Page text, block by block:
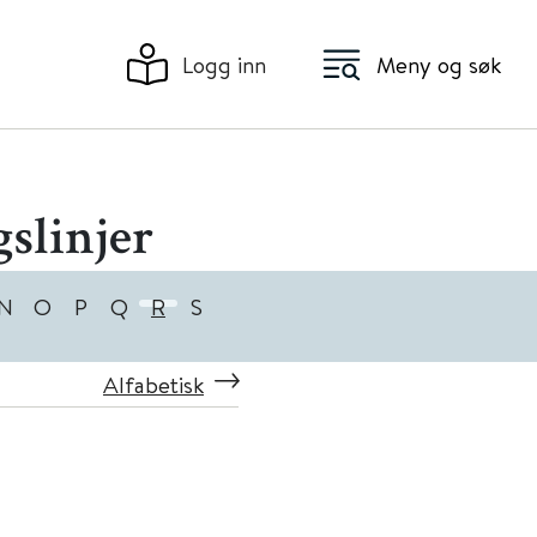
Logg inn Meny og søk
O P Q R S
Alfabetisk